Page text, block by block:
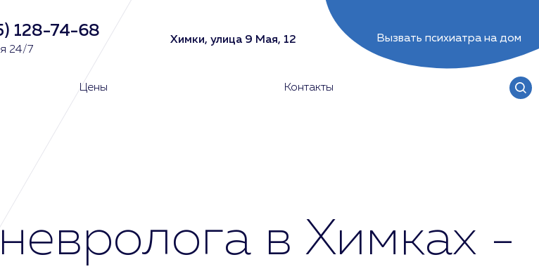
128-74-68
24/7
Химки, улица 9 Мая, 12 Вызвать психиатра на дом
Цены Контакты
в Химках -